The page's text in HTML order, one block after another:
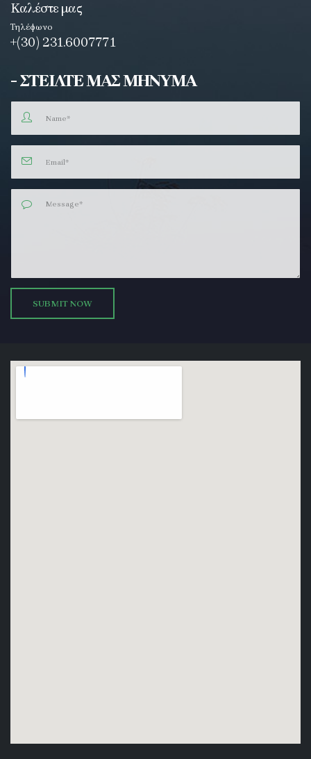
Καλέστε μας
Τηλέφωνο
+(30) 231.6007771
- ΣΤΕΙΛΤΕ ΜΑΣ ΜΗΝΥΜΑ